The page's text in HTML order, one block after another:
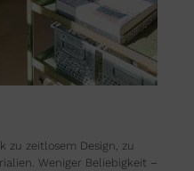
zu zeitlosem Design, zu
Weniger Beliebigkeit –